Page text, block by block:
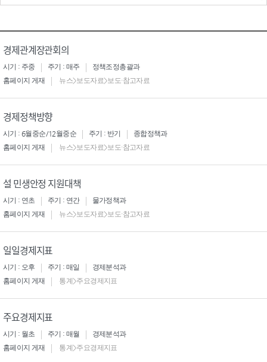
경제관계장관회의
시기 : 주중 주기 : 매주
정책조정총괄과
홈페이지 게재
뉴스>보도자료>보도·참고자료
경제정책방향
시기 : 6월중순/12월중순 주기 : 반기
종합정책과
홈페이지 게재
뉴스>보도자료>보도·참고자료
설 민생안정 지원대책
시기 : 연초 주기 : 연간
물가정책과
홈페이지 게재
뉴스>보도자료>보도·참고자료
일일경제지표
시기 : 오후 주기 : 매일
경제분석과
홈페이지 게재
통계>주요경제지표
주요경제지표
시기 : 월초 주기 : 매월
경제분석과
홈페이지 게재
통계>주요경제지표